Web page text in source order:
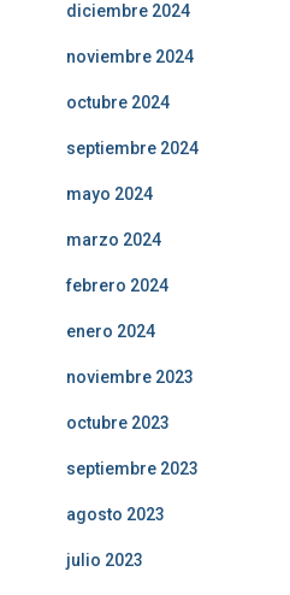
diciembre 2024
noviembre 2024
octubre 2024
septiembre 2024
mayo 2024
marzo 2024
febrero 2024
enero 2024
noviembre 2023
octubre 2023
septiembre 2023
agosto 2023
julio 2023